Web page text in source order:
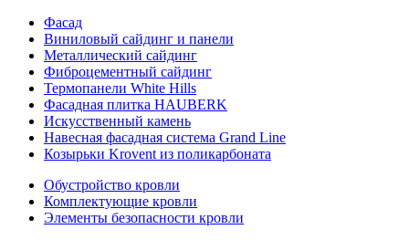
Фасад
Виниловый сайдинг и панели
Металлический сайдинг
Фиброцементный сайдинг
Термопанели White Hills
Фасадная плитка HAUBERK
Искусственный камень
Навесная фасадная система Grand Line
Козырьки Krovent из поликарбоната
Обустройство кровли
Комплектующие кровли
Элементы безопасности кровли